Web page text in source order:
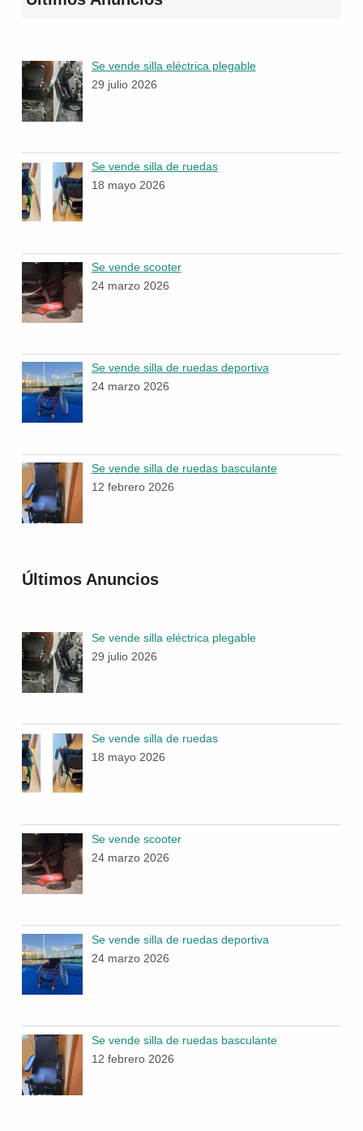
Se vende silla eléctrica plegable
29 julio 2026
Se vende silla de ruedas
18 mayo 2026
Se vende scooter
24 marzo 2026
Se vende silla de ruedas deportiva
24 marzo 2026
Se vende silla de ruedas basculante
12 febrero 2026
Últimos Anuncios
Se vende silla eléctrica plegable
29 julio 2026
Se vende silla de ruedas
18 mayo 2026
Se vende scooter
24 marzo 2026
Se vende silla de ruedas deportiva
24 marzo 2026
Se vende silla de ruedas basculante
12 febrero 2026